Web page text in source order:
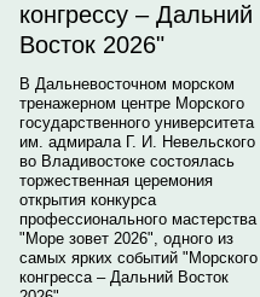
конгрессу – Дальний
Восток 2026"
В Дальневосточном морском
тренажерном центре Морского
государственного университета
им. адмирала Г. И. Невельского
во Владивостоке состоялась
торжественная церемония
открытия конкурса
профессионального мастерства
"Море зовет 2026", одного из
самых ярких событий "Морского
конгресса – Дальний Восток